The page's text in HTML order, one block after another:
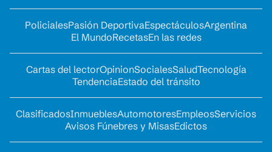
PolicialesPasión DeportivaEspectáculosArgentina
El MundoRecetasEn las redes
Cartas del lectorOpinionSocialesSaludTecnología
TendenciaEstado del tránsito
ClasificadosInmueblesAutomotoresEmpleosServicios
Avisos Fúnebres y MisasEdictos